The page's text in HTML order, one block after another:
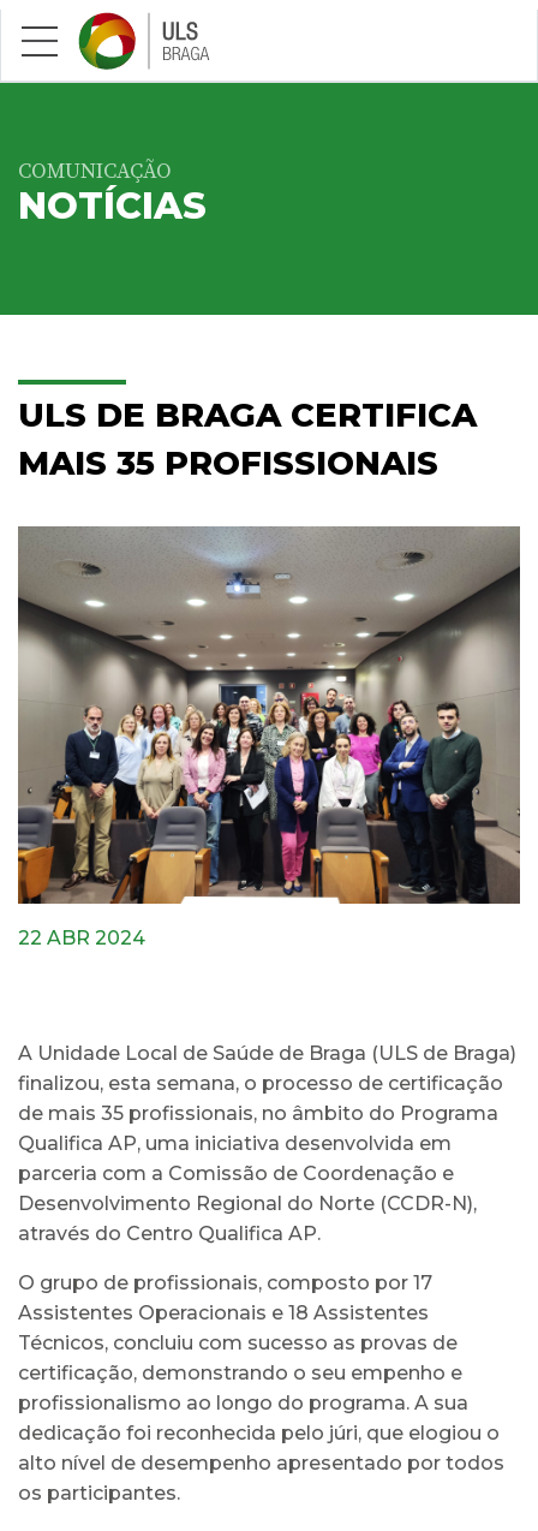
Saltar para conteúdo principal
COMUNICAÇÃO
NOTÍCIAS
ULS DE BRAGA CERTIFICA
MAIS 35 PROFISSIONAIS
22 ABR 2024
A Unidade Local de Saúde de Braga (ULS de Braga)
finalizou, esta semana, o processo de certificação
de mais 35 profissionais, no âmbito do Programa
Qualifica AP, uma iniciativa desenvolvida em
parceria com a Comissão de Coordenação e
Desenvolvimento Regional do Norte (CCDR-N),
através do Centro Qualifica AP.
O grupo de profissionais, composto por 17
Assistentes Operacionais e 18 Assistentes
Técnicos, concluiu com sucesso as provas de
certificação, demonstrando o seu empenho e
profissionalismo ao longo do programa. A sua
dedicação foi reconhecida pelo júri, que elogiou o
alto nível de desempenho apresentado por todos
os participantes.